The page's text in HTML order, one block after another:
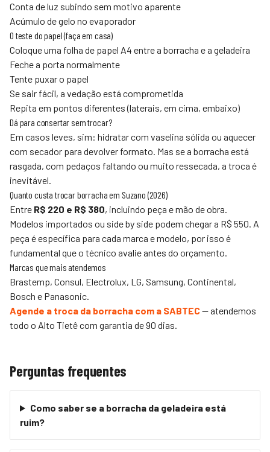
Conta de luz subindo sem motivo aparente
Acúmulo de gelo no evaporador
O teste do papel (faça em casa)
Coloque uma folha de papel A4 entre a borracha e a geladeira
Feche a porta normalmente
Tente puxar o papel
Se sair fácil, a vedação está comprometida
Repita em pontos diferentes (laterais, em cima, embaixo)
Dá para consertar sem trocar?
Em casos leves, sim: hidratar com vaselina sólida ou aquecer
com secador para devolver formato. Mas se a borracha está
rasgada, com pedaços faltando ou muito ressecada, a troca é
inevitável.
Quanto custa trocar borracha em Suzano (2026)
Entre R$ 220 e R$ 380, incluindo peça e mão de obra.
Modelos importados ou side by side podem chegar a R$ 550. A
peça é específica para cada marca e modelo, por isso é
fundamental que o técnico avalie antes do orçamento.
Marcas que mais atendemos
Brastemp, Consul, Electrolux, LG, Samsung, Continental,
Bosch e Panasonic.
Agende a troca da borracha com a SABTEC— atendemos
todo o Alto Tietêcom garantia de 90 dias.
Perguntas frequentes
Como saber se a borracha da geladeira está
ruim?